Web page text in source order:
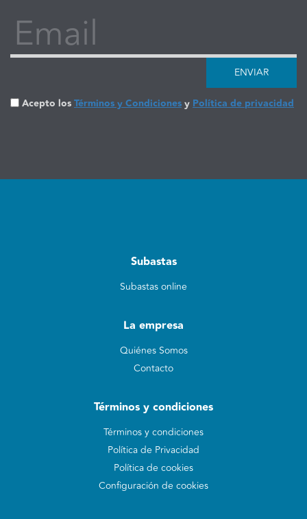
Email
ENVIAR
Acepto losTérminos y CondicionesyPolítica de privacidad
Subastas
Subastas online
La empresa
Quiénes Somos
Contacto
Términos y condiciones
Términos y condiciones
Política de Privacidad
Política de cookies
Configuración de cookies